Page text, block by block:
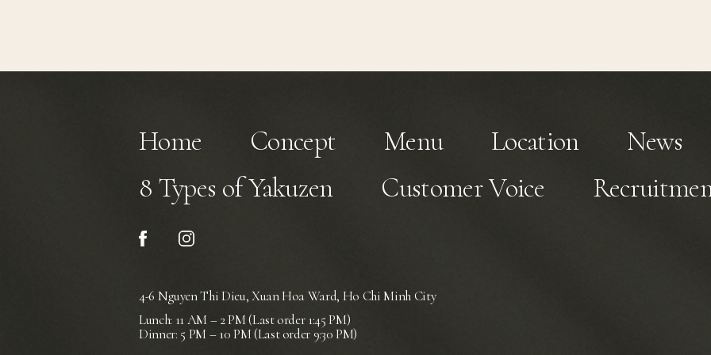
Home Concept Menu Location
News
8 Types of Yakuzen
Customer Voice
4-6 Nguyen Thi Dieu, Xuan Hoa Ward, Ho Chi Minh City
Lunch: 11 AM – 2 PM (Last order 1:45 PM)
Dinner: 5 PM – 10 PM (Last order 9:30 PM)